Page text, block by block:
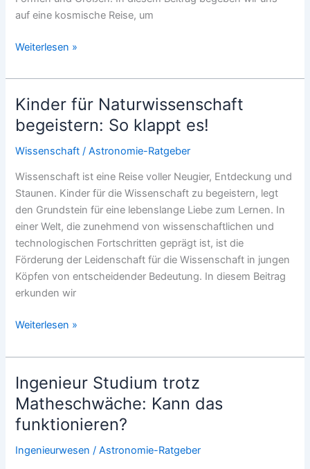
auf eine kosmische Reise, um
Welche
gibt
es?
Weiterlesen »
Kinder für Naturwissenschaft
begeistern: So klappt es!
Wissenschaft /Astronomie-Ratgeber
Wissenschaft ist eine Reise voller Neugier, Entdeckung und
Staunen. Kinder für die Wissenschaft zu begeistern, legt
den Grundstein für eine lebenslange Liebe zum Lernen. In
einer Welt, die zunehmend von wissenschaftlichen und
technologischen Fortschritten geprägt ist, ist die
Förderung der Leidenschaft für die Wissenschaft in jungen
Köpfen von entscheidender Bedeutung. In diesem Beitrag
erkunden wir
Kinder
Naturwissenschaft
begeistern:
So
klappt
es!
Weiterlesen »
Ingenieur Studium trotz
Matheschwäche: Kann das
funktionieren?
Ingenieurwesen /Astronomie-Ratgeber